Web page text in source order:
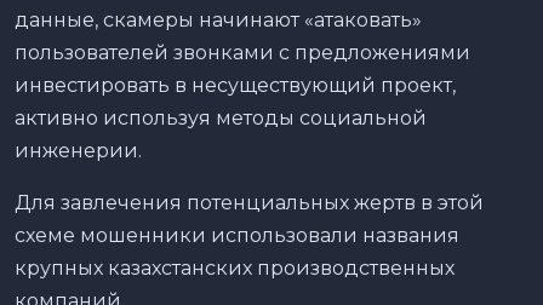
данные, скамеры начинают «атаковать»
пользователей звонками с предложениями
инвестировать в несуществующий проект,
активно используя методы социальной
инженерии.
Для завлечения потенциальных жертв в этой
схеме мошенники использовали названия
крупных казахстанских производственных